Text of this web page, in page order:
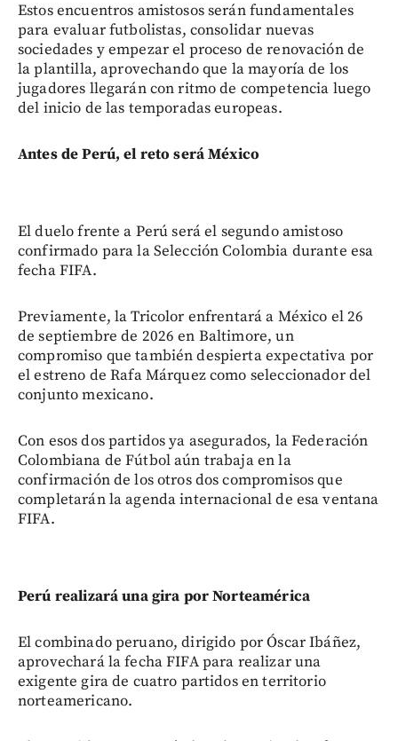
Estos encuentros amistosos serán fundamentales
para evaluar futbolistas, consolidar nuevas
sociedades y empezar el proceso de renovación de
la plantilla, aprovechando que la mayoría de los
jugadores llegarán con ritmo de competencia luego
del inicio de las temporadas europeas.
Antes de Perú, el reto será México
El duelo frente a Perú será el segundo amistoso
confirmado para la Selección Colombia durante esa
fecha FIFA.
Previamente, la Tricolor enfrentará a México el 26
de septiembre de 2026 en Baltimore, un
compromiso que también despierta expectativa por
el estreno de Rafa Márquez como seleccionador del
conjunto mexicano.
Con esos dos partidos ya asegurados, la Federación
Colombiana de Fútbol aún trabaja en la
confirmación de los otros dos compromisos que
completarán la agenda internacional de esa ventana
FIFA.
Perú realizará una gira por Norteamérica
El combinado peruano, dirigido por Óscar Ibáñez,
aprovechará la fecha FIFA para realizar una
exigente gira de cuatro partidos en territorio
norteamericano.